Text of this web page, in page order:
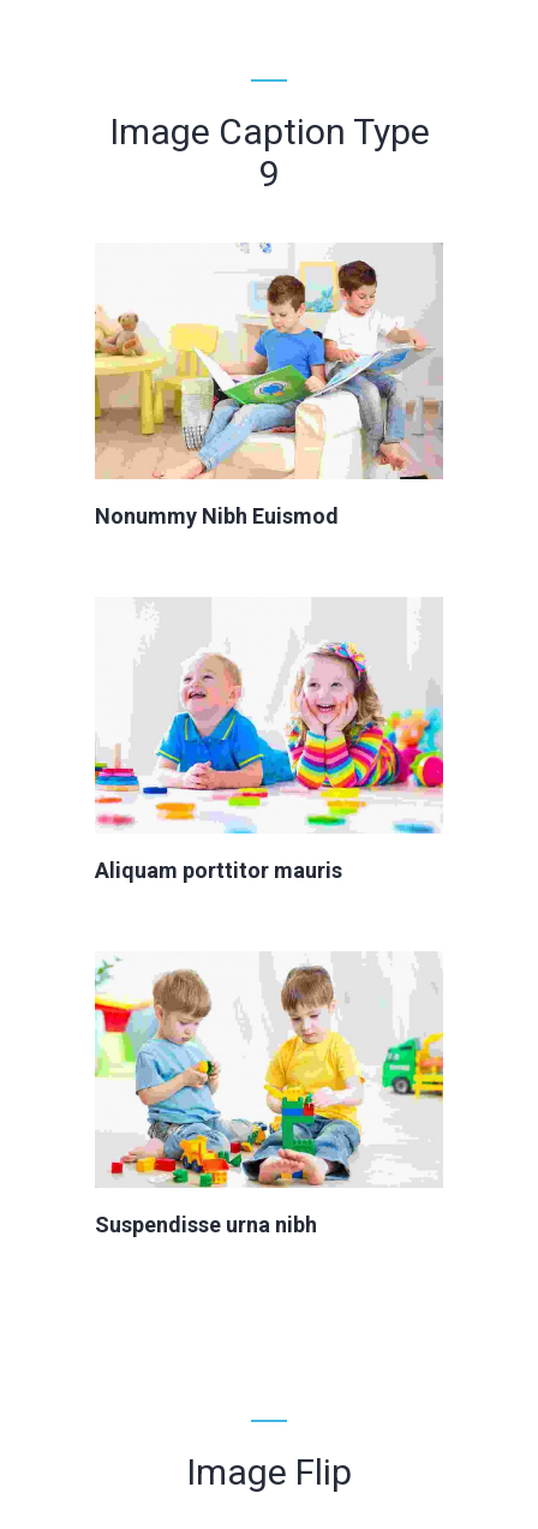
Image Caption Type
9
Nonummy Nibh Euismod
Aliquam porttitor mauris
Suspendisse urna nibh
Image Flip